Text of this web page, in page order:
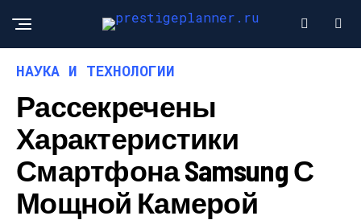
НАУКА И ТЕХНОЛОГИИ
Рассекречены
Характеристики
Смартфона Samsung С
Мощной Камерой